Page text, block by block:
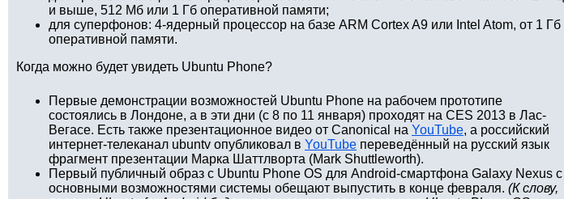
и выше, 512 Мб или 1 Гб оперативной памяти;
для суперфонов: 4-ядерный процессор на базе ARM Cortex A9 или Intel Atom, от 1 Гб
оперативной памяти.
Когда можно будет увидеть Ubuntu Phone?
Первые демонстрации возможностей Ubuntu Phone на рабочем прототипе
состоялись в Лондоне, а в эти дни (с 8 по 11 января) проходят на CES 2013 в Лас-
Вегасе. Есть также презентационное видео от Canonical на YouTube, а российский
интернет-телеканал ubuntv опубликовал в YouTube переведённый на русский язык
фрагмент презентации Марка Шаттлворта (Mark Shuttleworth).
Первый публичный образ с Ubuntu Phone OS для Android-смартфона Galaxy Nexus с
основными возможностями системы обещают выпустить в конце февраля. (К слову,